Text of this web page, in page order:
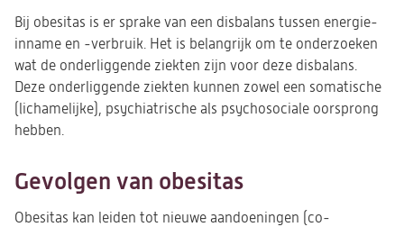
Bij obesitas is er sprake van een disbalans tussen energie-
inname en -verbruik. Het is belangrijk om te onderzoeken
wat de onderliggende ziekten zijn voor deze disbalans.
Deze onderliggende ziekten kunnen zowel een somatische
(lichamelijke), psychiatrische als psychosociale oorsprong
hebben.
Gevolgen van obesitas
Obesitas kan leiden tot nieuwe aandoeningen (co-